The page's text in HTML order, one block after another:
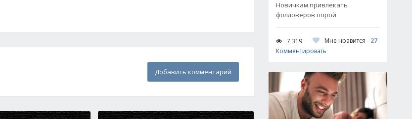
Добавить комментарий
Новичкам привлекать
фолловеров порой
7 319 Мне нравится
27
Комментировать